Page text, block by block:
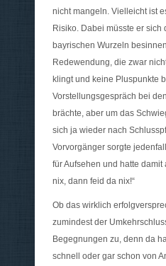
nicht mangeln. Vielleicht ist
Risiko. Dabei müsste er sich
bayrischen Wurzeln
Redewendung, die zwar
klingt und keine Pluspunkte
Vorstellungsgespräch bei
brächte, aber um das
sich ja wieder nach
Vorvorgänger sorgte
für Aufsehen und hatte damit
nix, dann feid da nix!“
Ob das wirklich
zumindest der
Begegnungen zu, denn da
schnell oder gar schon von